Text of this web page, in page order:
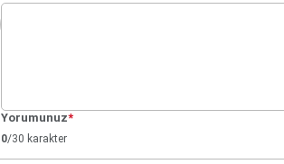
Yorumunuz*
0/30 karakter